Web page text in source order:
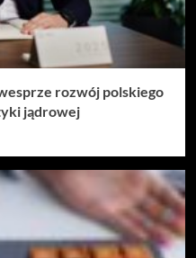
rozwój polskiego
jądrowej